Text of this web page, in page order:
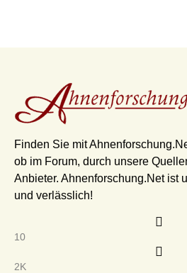
Finden Sie mit
ob im Forum, durch unsere
Anbieter. Ahnenforschung.Net ist
und verlässlich!
10
2K